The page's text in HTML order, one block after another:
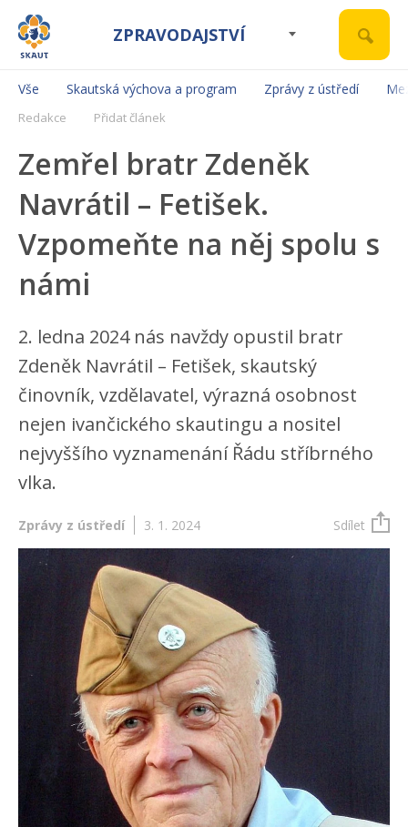
ZPRAVODAJSTVÍ
Vše Skautská výchova a program Zprávy z ústředí
Redakce Přidat článek
Zemřel bratr Zdeněk
Navrátil – Fetišek.
Vzpomeňte na něj spolu s
námi
2. ledna 2024 nás navždy opustil bratr
Zdeněk Navrátil – Fetišek, skautský
činovník, vzdělavatel, výrazná osobnost
nejen ivančického skautingu a nositel
nejvyššího vyznamenání Řádu stříbrného
vlka.
Zprávy z ústředí 3. 1. 2024 Sdílet